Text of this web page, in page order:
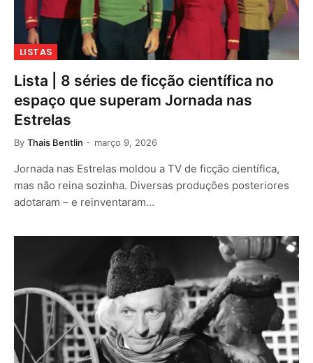
LISTAS
Lista | 8 séries de ficção científica no
espaço que superam Jornada nas
Estrelas
By Thais Bentlin março 9, 2026
Jornada nas Estrelas moldou a TV de ficção científica,
mas não reina sozinha. Diversas produções posteriores
adotaram – e reinventaram…